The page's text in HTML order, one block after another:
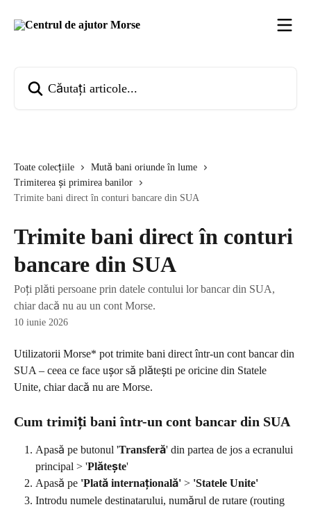
Toate colecțiile
Mută bani oriunde în lume
Trimiterea și primirea banilor
Trimite bani direct în conturi bancare din SUA
Trimite bani direct în conturi
bancare din SUA
Poți plăti persoane prin datele contului lor bancar din SUA,
chiar dacă nu au un cont Morse.
10 iunie 2026
Utilizatorii Morse* pot trimite bani direct într-un cont bancar din
SUA – ceea ce face ușor să plătești pe oricine din Statele
Unite, chiar dacă nu are Morse.
Cum trimiți bani într-un cont bancar din SUA
Apasă pe butonul 'Transferă' din partea de jos a ecranului
principal > 'Plătește'
Apasă pe 'Plată internațională' > 'Statele Unite'
Introdu numele destinatarului, numărul de rutare (routing